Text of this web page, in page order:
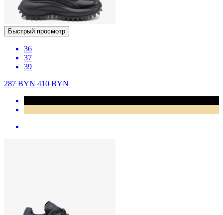
Быстрый просмотр
36
37
39
287 BYN410BYN